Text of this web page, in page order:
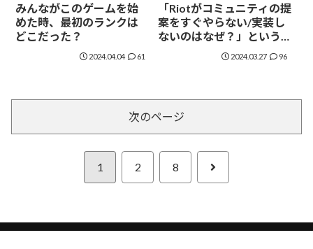
みんながこのゲームを始
めた時、最初のランクは
どこだった？
2024.04.04 61
「Riotがコミュニティの提
案をすぐやらない/実装し
ないのはなぜ？」という
問いに、Riot Phroxzonが
ソフトウェア開発面から
2024.03.27 96
次のページ
1 2 8 次